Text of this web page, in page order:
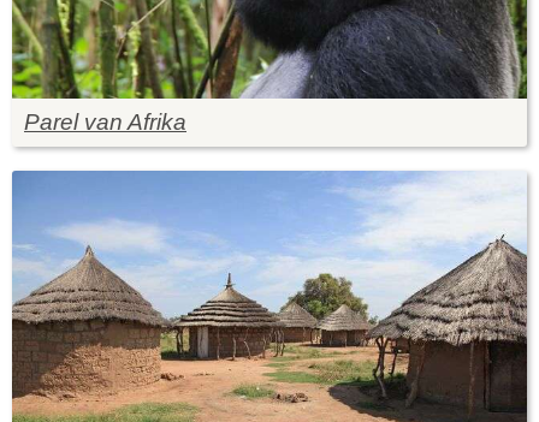
Parel van Afrika